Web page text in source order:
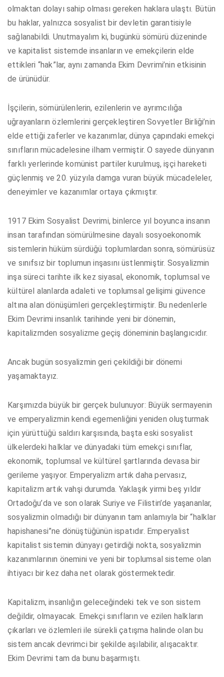
olmaktan dolayı sahip olması gereken haklara ulaştı. Bütün
bu haklar, yalnızca sosyalist bir devletin garantisiyle
sağlanabildi. Unutmayalım ki, bugünkü sömürü düzeninde
ve kapitalist sistemde insanların ve emekçilerin elde
ettikleri “hak”lar, aynı zamanda Ekim Devrimi’nin etkisinin
de ürünüdür.
İşçilerin, sömürülenlerin, ezilenlerin ve ayrımcılığa
uğrayanların özlemlerini gerçekleştiren Sovyetler Birliği’nin
elde ettiği zaferler ve kazanımlar, dünya çapındaki emekçi
sınıfların mücadelesine ilham vermiştir. O sayede dünyanın
farklı yerlerinde komünist partiler kurulmuş, işçi hareketi
güçlenmiş ve 20. yüzyıla damga vuran büyük mücadeleler,
deneyimler ve kazanımlar ortaya çıkmıştır.
1917 Ekim Sosyalist Devrimi, binlerce yıl boyunca insanın
insan tarafından sömürülmesine dayalı sosyoekonomik
sistemlerin hüküm sürdüğü toplumlardan sonra, sömürüsüz
ve sınıfsız bir toplumun inşasını üstlenmiştir. Sosyalizmin
inşa süreci tarihte ilk kez siyasal, ekonomik, toplumsal ve
kültürel alanlarda adaleti ve toplumsal gelişimi güvence
altına alan dönüşümleri gerçekleştirmiştir. Bu nedenlerle
Ekim Devrimi insanlık tarihinde yeni bir dönemin,
kapitalizmden sosyalizme geçiş döneminin başlangıcıdır.
Ancak bugün sosyalizmin geri çekildiği bir dönemi
yaşamaktayız.
Karşımızda büyük bir gerçek bulunuyor: Büyük sermayenin
ve emperyalizmin kendi egemenliğini yeniden oluşturmak
için yürüttüğü saldırı karşısında, başta eski sosyalist
ülkelerdeki halklar ve dünyadaki tüm emekçi sınıflar,
ekonomik, toplumsal ve kültürel şartlarında devasa bir
gerileme yaşıyor. Emperyalizm artık daha pervasız,
kapitalizm artık vahşi durumda. Yaklaşık yirmi beş yıldır
Ortadoğu’da ve son olarak Suriye ve Filistin’de yaşananlar,
sosyalizmin olmadığı bir dünyanın tam anlamıyla bir “halklar
hapishanesi”ne dönüştüğünün ispatıdır. Emperyalist
kapitalist sistemin dünyayı getirdiği nokta, sosyalizmin
kazanımlarının önemini ve yeni bir toplumsal sisteme olan
ihtiyacı bir kez daha net olarak göstermektedir.
Kapitalizm, insanlığın geleceğindeki tek ve son sistem
değildir, olmayacak. Emekçi sınıfların ve ezilen halkların
çıkarları ve özlemleri ile sürekli çatışma halinde olan bu
sistem ancak devrimci bir şekilde aşılabilir, alışacaktır.
Ekim Devrimi tam da bunu başarmıştı.